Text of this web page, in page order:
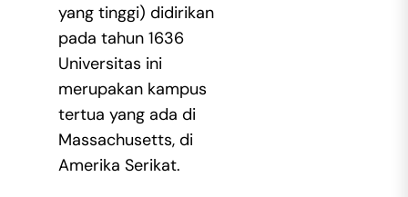
yang tinggi) didirikan
pada tahun 1636
Universitas ini
merupakan kampus
tertua yang ada di
Massachusetts, di
Amerika Serikat.